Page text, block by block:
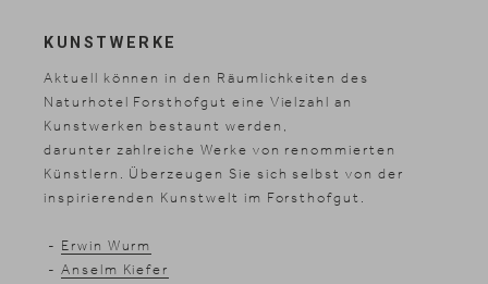
KUNSTWERKE
Aktuell können in den Räumlichkeiten des
Naturhotel Forsthofgut eine Vielzahl an
Kunstwerken bestaunt werden,
darunter zahlreiche Werke von renommierten
Künstlern. Überzeugen Sie sich selbst von der
inspirierenden Kunstwelt im Forsthofgut.
- Erwin Wurm
- Anselm Kiefer